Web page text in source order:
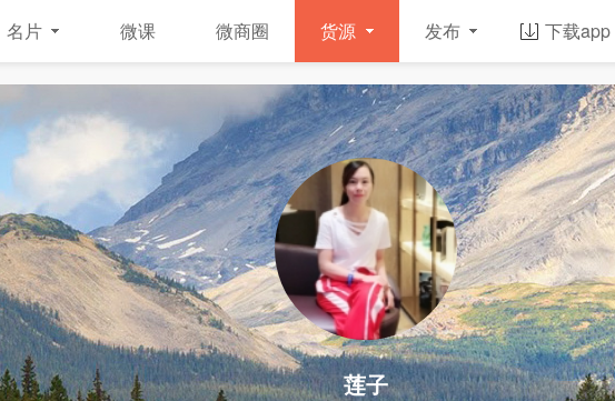
名片 微课 微商圈 货源 发布 下载app
莲子